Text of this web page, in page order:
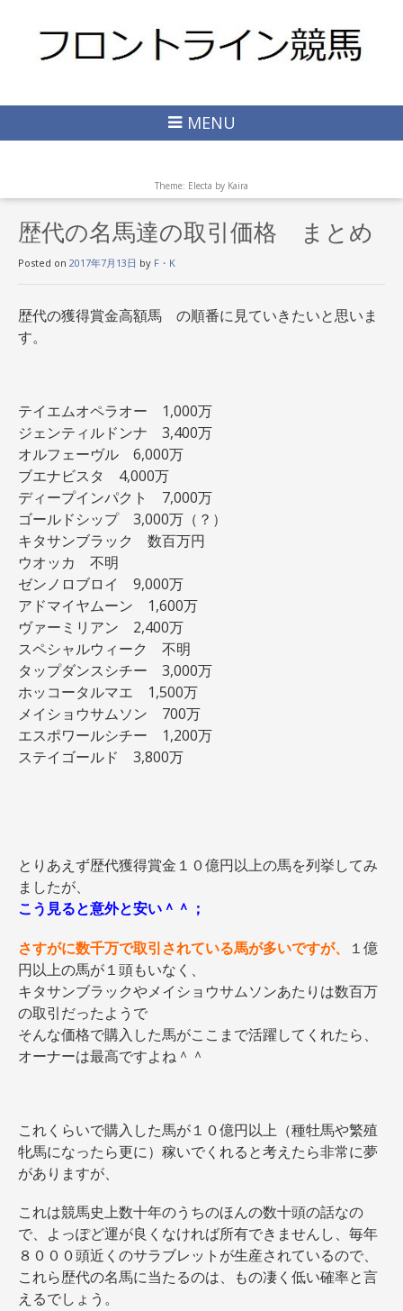
MENU
Theme: Electa by Kaira
歴代の名馬達の取引価格 まとめ
Posted on 2017年7月13日 by F・K
歴代の獲得賞金高額馬 の順番に見ていきたいと思いま
す。
テイエムオペラオー 1,000万
ジェンティルドンナ 3,400万
オルフェーヴル 6,000万
ブエナビスタ 4,000万
ディープインパクト 7,000万
ゴールドシップ 3,000万（？）
キタサンブラック 数百万円
ウオッカ 不明
ゼンノロブロイ 9,000万
アドマイヤムーン 1,600万
ヴァーミリアン 2,400万
スペシャルウィーク 不明
タップダンスシチー 3,000万
ホッコータルマエ 1,500万
メイショウサムソン 700万
エスポワールシチー 1,200万
ステイゴールド 3,800万
とりあえず歴代獲得賞金１０億円以上の馬を列挙してみ
ましたが、
こう見ると意外と安い＾＾；
さすがに数千万で取引されている馬が多いですが、
１億
円以上の馬が１頭もいなく、
キタサンブラックやメイショウサムソンあたりは数百万
の取引だったようで
そんな価格で購入した馬がここまで活躍してくれたら、
オーナーは最高ですよね＾＾
これくらいで購入した馬が１０億円以上（種牡馬や繁殖
牝馬になったら更に）稼いでくれると考えたら非常に夢
がありますが、
これは競馬史上数十年のうちのほんの数十頭の話なの
で、 よっぽど運が良くなければ所有できませんし、毎年
８０００頭近くのサラブレットが生産されているので、
これら歴代の名馬に当たるのは、もの凄く低い確率と言
えるでしょう。